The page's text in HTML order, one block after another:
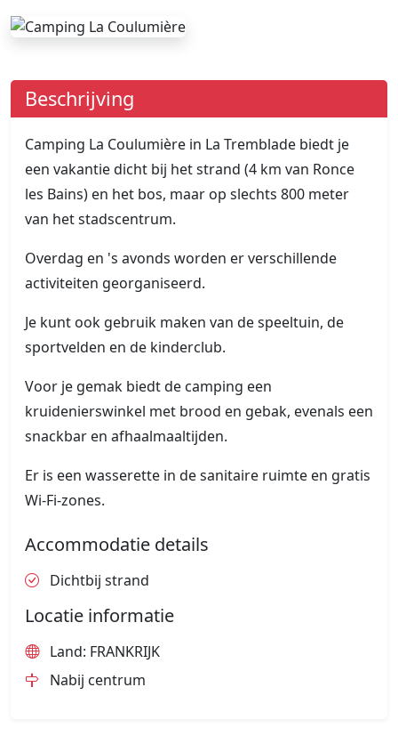
Beschrijving
Camping La Coulumière in La Tremblade biedt je
een vakantie dicht bij het strand (4 km van Ronce
les Bains) en het bos, maar op slechts 800 meter
van het stadscentrum.
Overdag en 's avonds worden er verschillende
activiteiten georganiseerd.
Je kunt ook gebruik maken van de speeltuin, de
sportvelden en de kinderclub.
Voor je gemak biedt de camping een
kruidenierswinkel met brood en gebak, evenals een
snackbar en afhaalmaaltijden.
Er is een wasserette in de sanitaire ruimte en gratis
Wi-Fi-zones.
Accommodatie details
Dichtbij strand
Locatie informatie
Land: FRANKRIJK
Nabij centrum